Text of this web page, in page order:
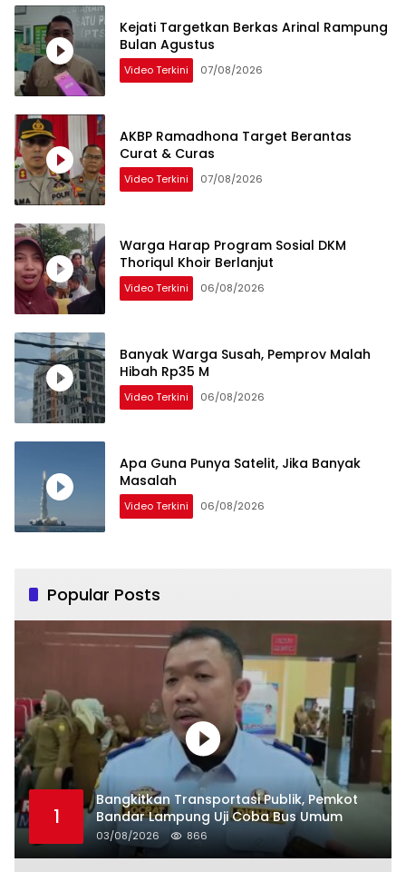
Kejati Targetkan Berkas Arinal Rampung
Bulan Agustus
Video Terkini 07/08/2026
AKBP Ramadhona Target Berantas
Curat & Curas
Video Terkini 07/08/2026
Warga Harap Program Sosial DKM
Thoriqul Khoir Berlanjut
Video Terkini 06/08/2026
Banyak Warga Susah, Pemprov Malah
Hibah Rp35 M
Video Terkini 06/08/2026
Apa Guna Punya Satelit, Jika Banyak
Masalah
Video Terkini 06/08/2026
Popular Posts
1
Bangkitkan Transportasi Publik, Pemkot
Bandar Lampung Uji Coba Bus Umum
03/08/2026 866